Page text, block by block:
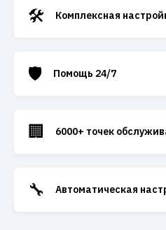
🛠️ Комплексная
🛡️ Помощь 24/7
🏢 6000+ точек
🔧 Автоматическая